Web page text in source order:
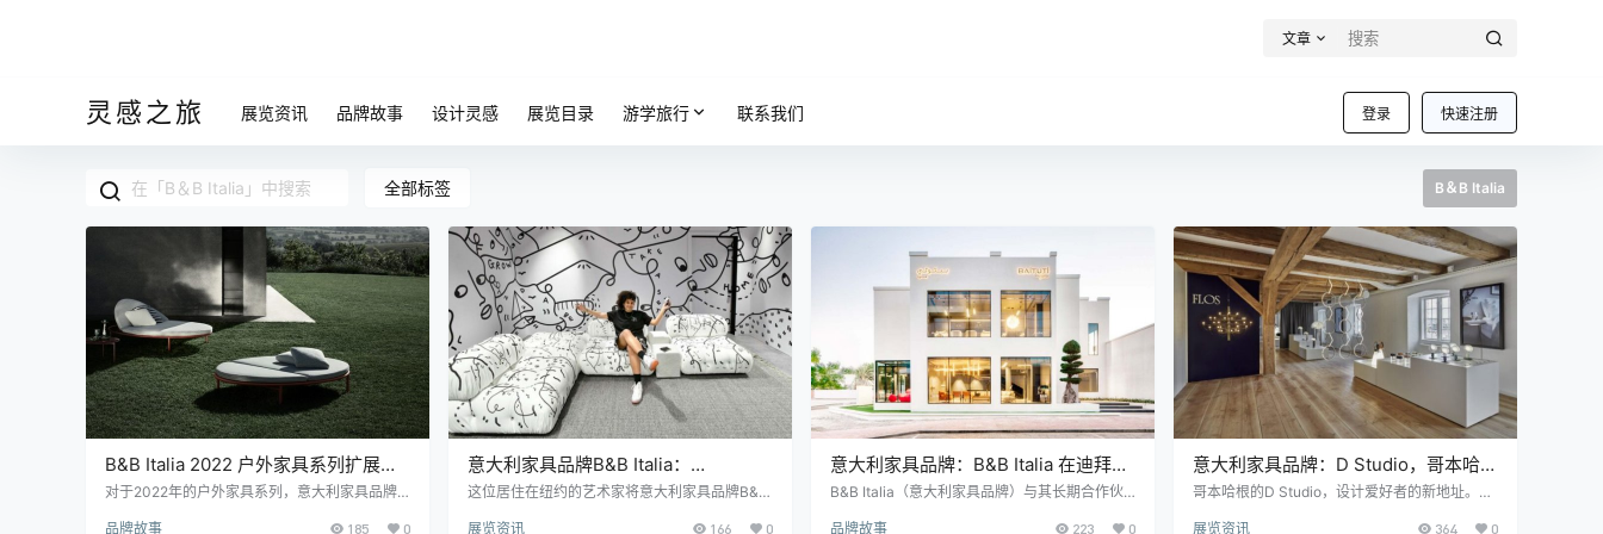
文章
灵感之旅 登录 快速注册
展览资讯 品牌故事 设计灵感 展览目录 游学旅行 联系我们
全部标签 B＆B Italia
B&B Italia 2022 户外家具系列扩展了
两个现有范围
对于2022年的户外家具系列，意大利家具品牌B
系列：Borea和Pablo。 由Piero Lissoni设计的B
品牌故事 185 0
意大利家具品牌B&B Italia：
Camaleonda 是 Shantell Martin 的新
这位居住在纽约的艺术家将意大利家具品牌B&B
征服了Miami Beach/Art Basel展。 她极具辨识
展览资讯 166 0
意大利家具品牌：B&B Italia 在迪拜的
首映
B&B Italia（意大利家具品牌）与其长期合作伙
一家单一品牌店。 大流行呈下降趋势，国际活动
品牌故事 223 0
意大利家具品牌：D Studio，哥本哈根
新的多品牌目的地
哥本哈根的D Studio，设计爱好者的新地址。这
层面提供全新的多品牌体验，首次将B&B Itali
展览资讯 364 0